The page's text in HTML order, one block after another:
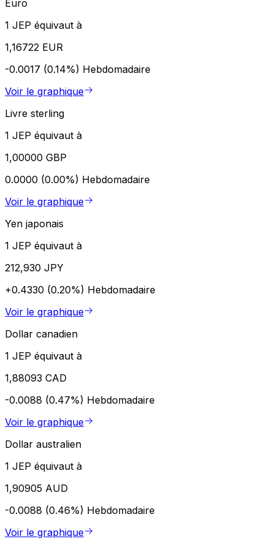
Euro
1 JEP équivaut à
1,16722 EUR
-0.0017 (0.14%) Hebdomadaire
Voir le graphique
Livre sterling
1 JEP équivaut à
1,00000 GBP
0.0000 (0.00%) Hebdomadaire
Voir le graphique
Yen japonais
1 JEP équivaut à
212,930 JPY
+0.4330 (0.20%) Hebdomadaire
Voir le graphique
Dollar canadien
1 JEP équivaut à
1,88093 CAD
-0.0088 (0.47%) Hebdomadaire
Voir le graphique
Dollar australien
1 JEP équivaut à
1,90905 AUD
-0.0088 (0.46%) Hebdomadaire
Voir le graphique